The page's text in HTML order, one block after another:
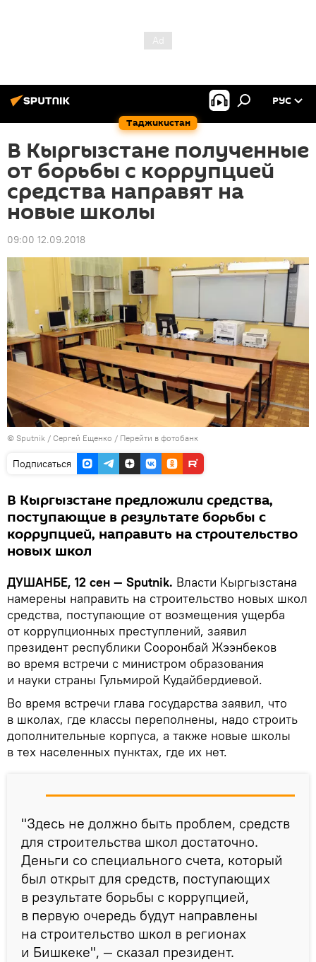
Таджикистан
РУС
В Кыргызстане полученные
от борьбы с коррупцией
средства направят на
новые школы
09:00 12.09.2018
© Sputnik / Сергей Ещенко / Перейти в фотобанк
Подписаться
В Кыргызстане предложили средства,
поступающие в результате борьбы с
коррупцией, направить на строительство
новых школ
ДУШАНБЕ, 12 сен — Sputnik. Власти Кыргызстана
намерены направить на строительство новых школ
средства, поступающие от возмещения ущерба
от коррупционных преступлений, заявил
президент республики Сооронбай Жээнбеков
во время встречи с министром образования
и науки страны Гульмирой Кудайбердиевой.
Во время встречи глава государства заявил, что
в школах, где классы переполнены, надо строить
дополнительные корпуса, а также новые школы
в тех населенных пунктах, где их нет.
"Здесь не должно быть проблем, средств
для строительства школ достаточно.
Деньги со специального счета, который
был открыт для средств, поступающих
в результате борьбы с коррупцией,
в первую очередь будут направлены
на строительство школ в регионах
и Бишкеке", — сказал президент.